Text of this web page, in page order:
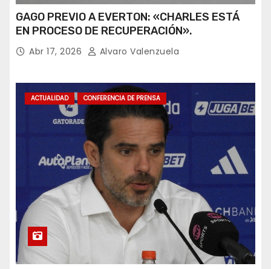
GAGO PREVIO A EVERTON: «CHARLES ESTÁ
EN PROCESO DE RECUPERACIÓN».
Abr 17, 2026 Alvaro Valenzuela
ACTUALIDAD CONFERENCIA DE PRENSA